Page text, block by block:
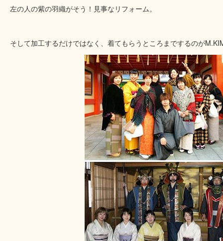
左の人の紫の羽織がそう！見事なリフォーム。
そして加工するだけではなく、着てもらうところまでするのが